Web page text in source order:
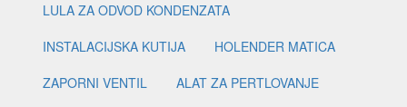
LULA ZA ODVOD KONDENZATA
INSTALACIJSKA KUTIJA
HOLENDER MATICA
ZAPORNI VENTIL
ALAT ZA PERTLOVANJE